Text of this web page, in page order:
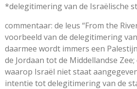
*delegitimering van de Israëlische
commentaar: de leus “From the
voorbeeld van de delegitimering
daarmee wordt immers een
de Jordaan tot de Middellandse
waarop Israël niet staat
intentie tot delegitimering van de